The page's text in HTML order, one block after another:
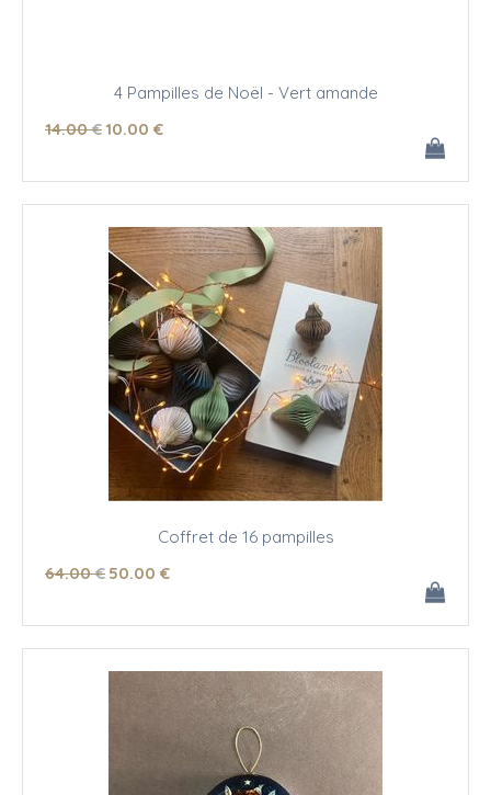
4 Pampilles de Noël - Vert amande
14.00 €10.00 €
Coffret de 16 pampilles
64.00 € 50.00 €